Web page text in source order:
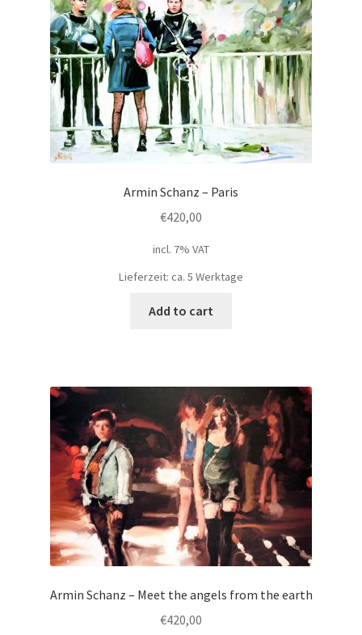
Armin Schanz – Paris
€420,00
incl. 7% VAT
Lieferzeit: ca. 5 Werktage
Add to cart
Armin Schanz – Meet the angels from the earth
€420,00